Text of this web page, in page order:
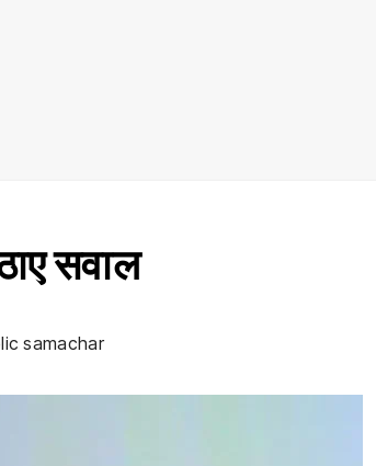
सवाल
samachar